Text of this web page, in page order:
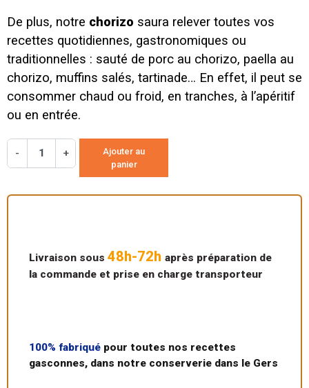
De plus, notre chorizo saura relever toutes vos
recettes quotidiennes, gastronomiques ou
traditionnelles : sauté de porc au chorizo, paella au
chorizo, muffins salés, tartinade… En effet, il peut se
consommer chaud ou froid, en tranches, à l’apéritif
ou en entrée.
- +
Ajouter au
panier
Livraison sous 48h-72h après préparation de
la commande et prise en charge transporteur
100% fabriqué pour toutes nos recettes
gasconnes, dans notre conserverie dans le Gers